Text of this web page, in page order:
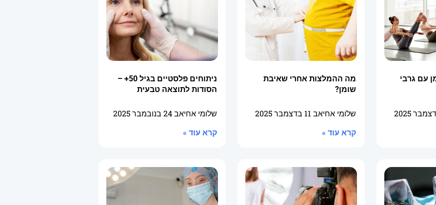
עם גרבי
מה ההמלצות אחרי שאיבת
שומן?
שלומי אחיאב 11 בדצמבר 2025
קרא עוד »
ניתוחים פלסטיים בגיל 50+ –
הסודות לתוצאה טבעית
שלומי אחיאב24 בנובמבר 2025
קרא עוד »